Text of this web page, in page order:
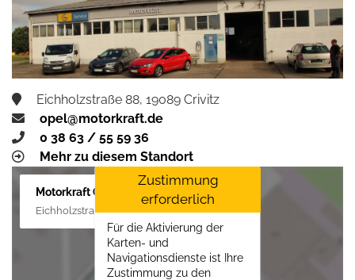
aktivieren
Eichholzstraße 88, 19089 Crivitz
opel@motorkraft.de
0 38 63 / 55 59 36
Mehr zu diesem Standort
Motorkraft GmbH
Eichholzstraße 88, 19089 Crivitz
Zustimmung
erforderlich
Für die Aktivierung der
Karten- und
Navigationsdienste ist Ihre
Zustimmung zu den